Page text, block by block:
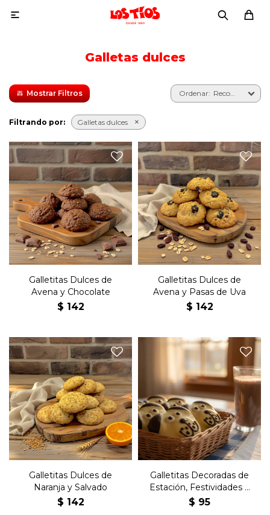

Galletas dulces
Recomendados
Filtrando por: Galletas dulces
Galletas premium dulces,
veganas, con avena y
chocolate. Nuevos sabores,
elaboradas artesanalmente.
Galletitas Dulces de
Avena y Chocolate
$ 142
Galletas premium dulces,
veganas, con avena y pasas
de uva. Nuevos sabores,
elaboradas artesanalmente.
Galletitas Dulces de
Avena y Pasas de Uva
$ 142
Galletas premium dulces,
veganas, con naranja y
pasas de uva. Nuevos
sabores, elaboradas
artesanalmente.
Galletitas Dulces de
Naranja y Salvado
$ 142
Gallettitas decoradas con
motivos infantiles o de
festividades.
Galletitas Decoradas de
Estación, Festividades o
Infantiles
$ 95